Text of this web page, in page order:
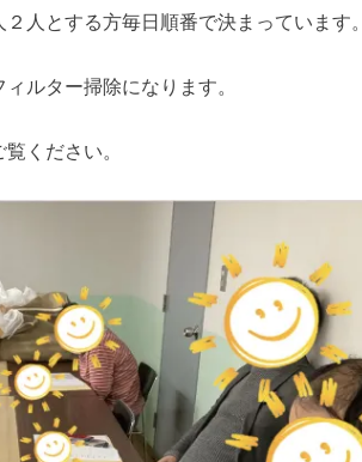
人とする方毎日順番で決まっています。
ルター掃除になります。
ください。